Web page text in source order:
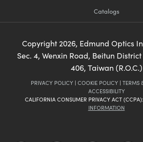
Catalogs
Copyright 2026, Edmund Optics
Sec. 4, Wenxin Road, Beitun
406, Taiwan (R.O.C.)
PRIVACY POLICY | COOKIE POLICY | TERMS
ACCESSIBILITY
CALIFORNIA CONSUMER PRIVACY ACT (CCPA):
INFORMATION